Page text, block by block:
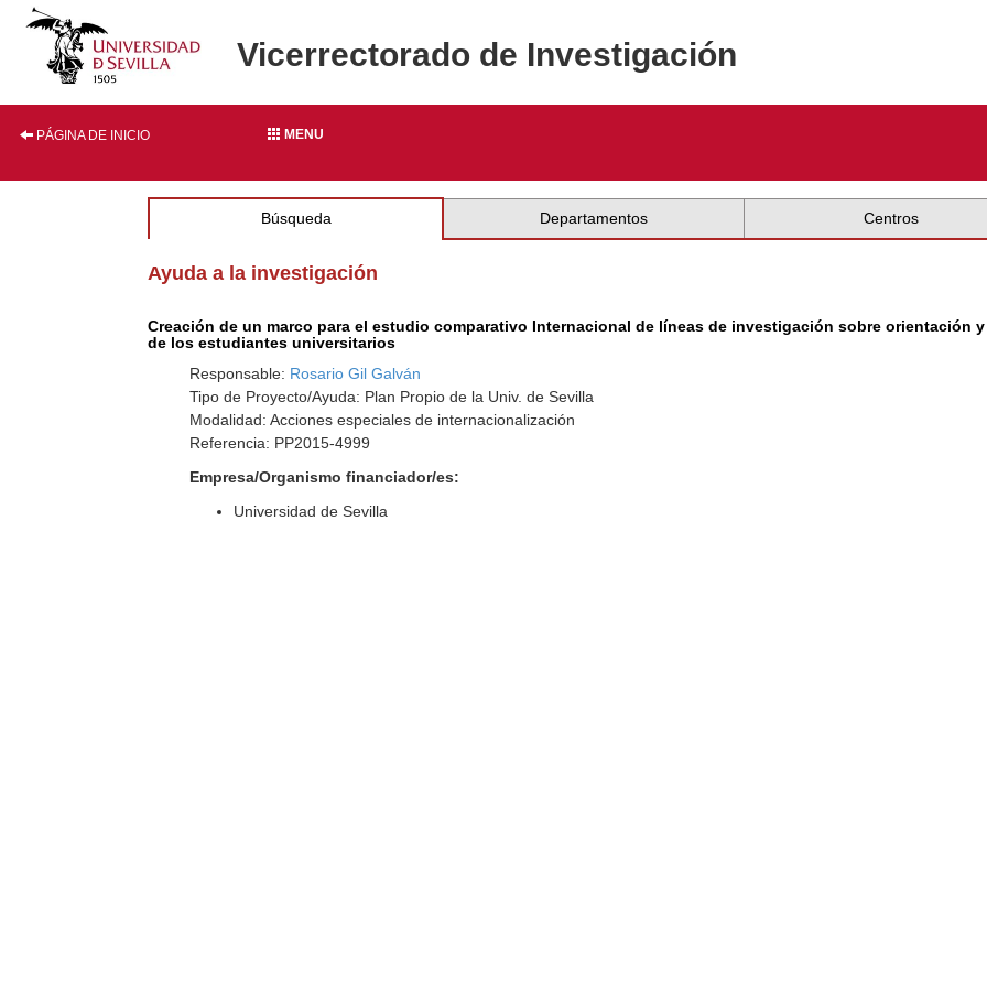
Vicerrectorado de Investigación
PÁGINA DE INICIO MENU
Búsqueda Departamentos Centros
Ayuda a la investigación
Creación de un marco para el estudio comparativo Internacional de líneas de investigación sobre orientación
de los estudiantes universitarios
Responsable: Rosario Gil Galván
Tipo de Proyecto/Ayuda: Plan Propio de la Univ. de Sevilla
Modalidad: Acciones especiales de internacionalización
Referencia: PP2015-4999
Empresa/Organismo financiador/es:
Universidad de Sevilla